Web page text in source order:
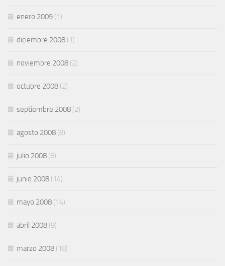
enero 2009 (1)
diciembre 2008 (1)
noviembre 2008 (2)
octubre 2008 (2)
septiembre 2008 (2)
agosto 2008 (8)
julio 2008 (6)
junio 2008 (14)
mayo 2008 (14)
abril 2008 (9)
marzo 2008 (10)